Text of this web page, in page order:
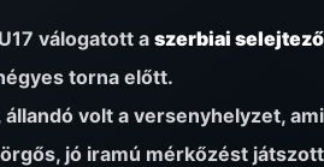
válogatott a szerbiai
torna előtt.
volt a versenyhelyzet,
jó iramú mérkőzést